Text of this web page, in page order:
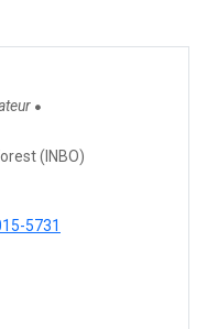
●
(INBO)
5731